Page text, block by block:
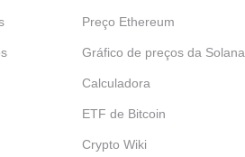
Preço Ethereum
Gráfico de preços da Solana
Calculadora
ETF de Bitcoin
Crypto Wiki